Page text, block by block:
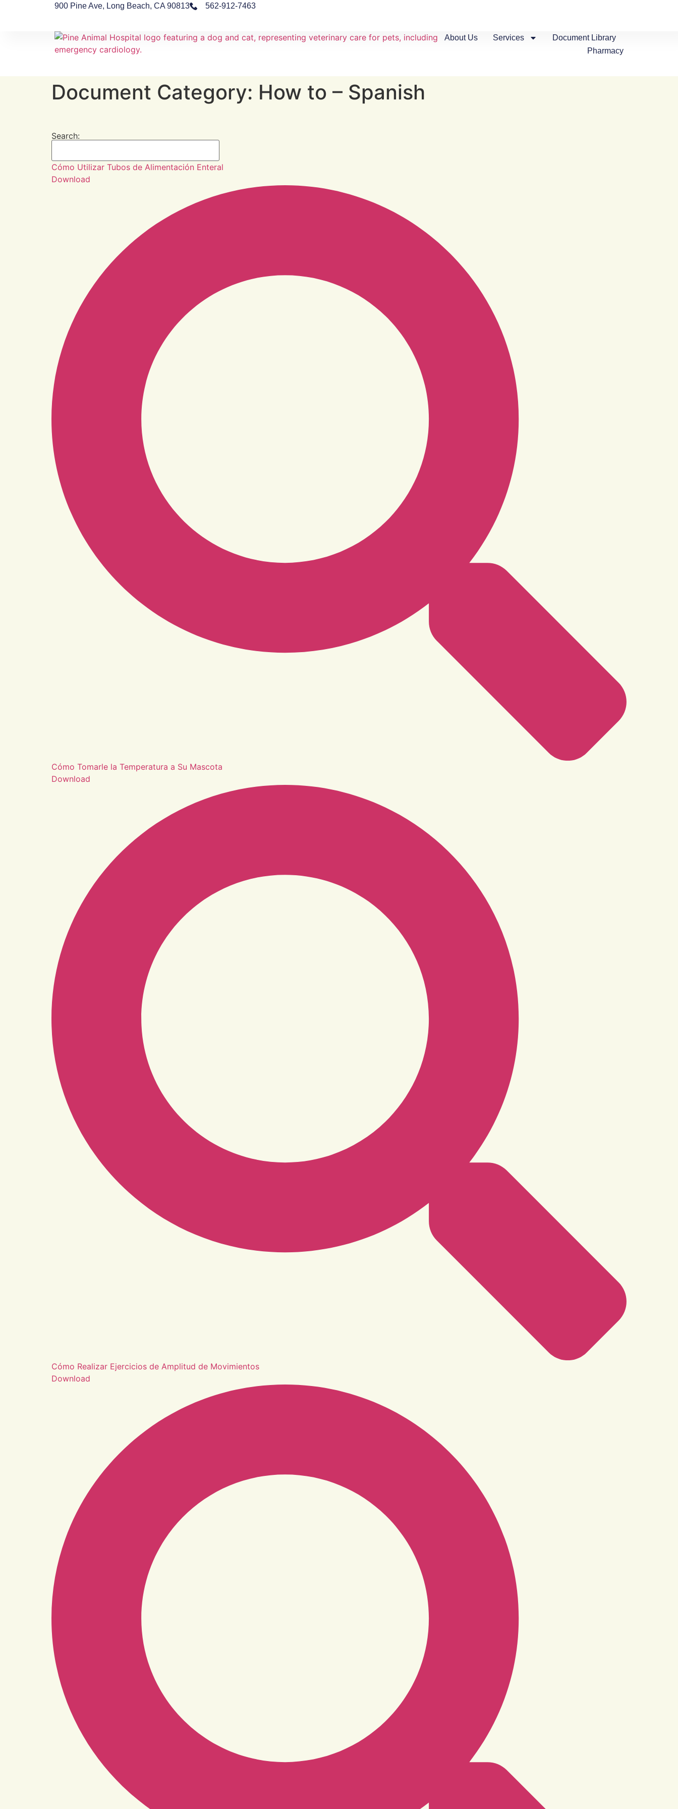
900 Pine Ave, Long Beach, CA 90813 562-912-7463
About Us Services
Document Library
Pharmacy
Document Category: How to – Spanish
Search:
Cómo Utilizar Tubos de Alimentación Enteral
Download
Cómo Tomarle la Temperatura a Su Mascota
Download
Cómo Realizar Ejercicios de Amplitud de Movimientos
Download